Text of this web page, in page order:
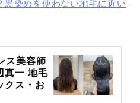
黒染めを使わない地毛に近い
ス美容師
真一 地毛
クス・お